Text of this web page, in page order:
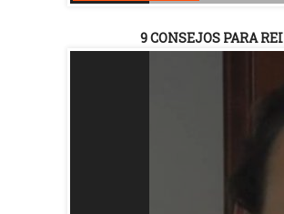
9 CONSEJOS PARA